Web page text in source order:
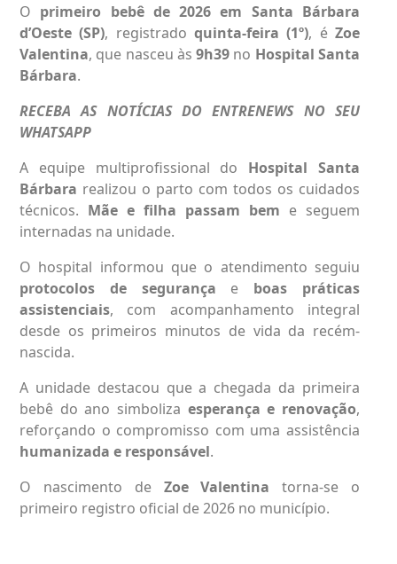
O primeiro bebê de 2026 em Santa Bárbara
d’Oeste (SP), registradoquinta-feira (1º), éZoe
Valentina, que nasceu às9h39 no Hospital Santa
Bárbara.
RECEBA AS NOTÍCIAS DO ENTRENEWS NO SEU
WHATSAPP
A equipe multiprofissional do Hospital Santa
Bárbara realizou o parto com todos os cuidados
técnicos. Mãe e filha passam bem e seguem
internadas na unidade.
O hospital informou que o atendimento seguiu
protocolos de segurança e boas práticas
assistenciais, com acompanhamento integral
desde os primeiros minutos de vida da recém-
nascida.
A unidade destacou que a chegada da primeira
bebê do ano simboliza esperança e renovação,
reforçando o compromisso com uma assistência
humanizada e responsável.
O nascimento de Zoe Valentina torna-se o
primeiro registro oficial de 2026 no município.